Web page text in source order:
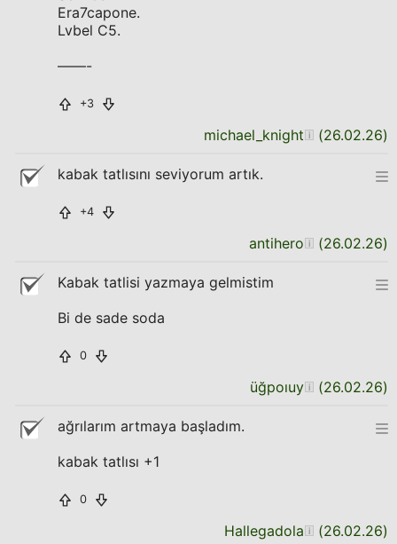
Era7capone.
Lvbel C5.
——-
+3
michael_knight (26.02.26)
kabak tatlısını seviyorum artık.
+4
antihero (26.02.26)
Kabak tatlisi yazmaya gelmistim
Bi de sade soda
0
üğpoıuy (26.02.26)
ağrılarım artmaya başladım.
kabak tatlısı +1
0
Hallegadola (26.02.26)